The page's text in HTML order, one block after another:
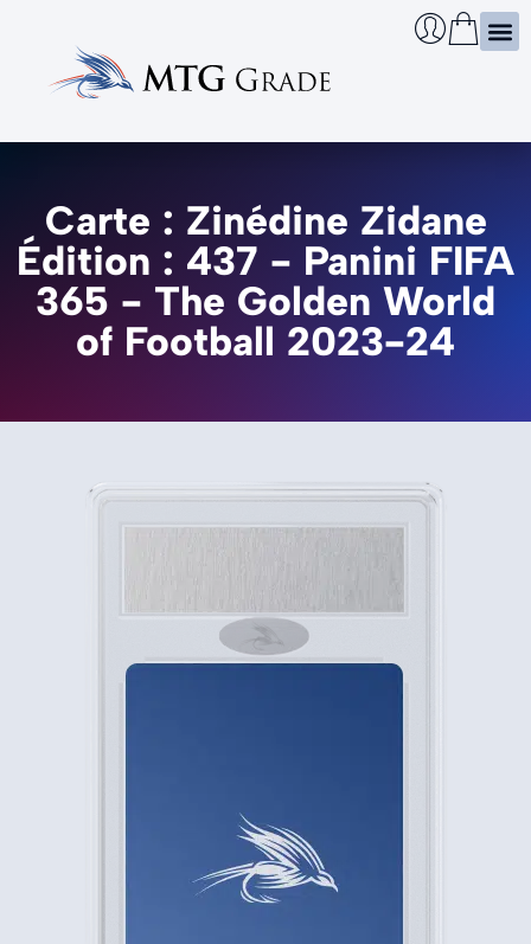
Carte : Zinédine Zidane
Édition : 437 - Panini FIFA
365 - The Golden World
of Football 2023-24